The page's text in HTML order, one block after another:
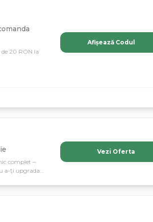
20 RON la
Afișează Codul
complet –
a-ți upgrada
Vezi Oferta